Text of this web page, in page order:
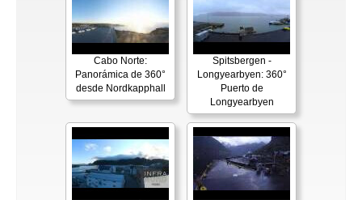
Cabo Norte:
Panorámica de 360°
desde Nordkapphall
Spitsbergen -
Longyearbyen: 360°
Puerto de
Longyearbyen